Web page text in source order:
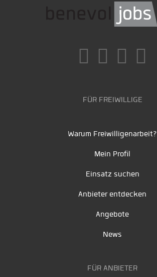
FÜR FREIWILLIGE
Warum Freiwilligenarbeit?
Mein Profil
Einsatz suchen
Anbieter entdecken
Angebote
News
FÜR ANBIETER